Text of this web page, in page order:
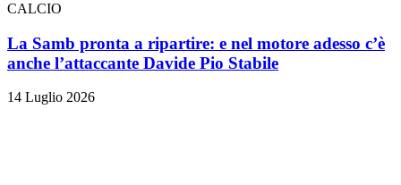
CALCIO
La Samb pronta a ripartire: e nel motore adesso c’è
anche l’attaccante Davide Pio Stabile
14 Luglio 2026